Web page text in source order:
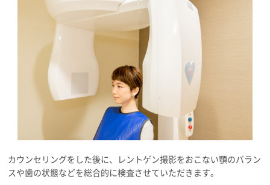
カウンセリングをした後に、レントゲン撮影をおこない顎のバラン
スや歯の状態などを総合的に検査させていただきます。